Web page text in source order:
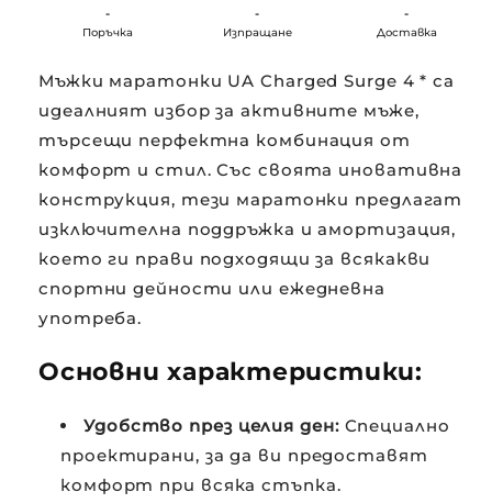
-
Поръчка
-
Изпращане
-
Доставка
Мъжки маратонки UA Charged Surge 4 * са
идеалният избор за активните мъже,
търсещи перфектна комбинация от
комфорт и стил. Със своята иновативна
конструкция, тези маратонки предлагат
изключителна поддръжка и амортизация,
което ги прави подходящи за всякакви
спортни дейности или ежедневна
употреба.
Основни характеристики:
Удобство през целия ден:Специално
проектирани, за да ви предоставят
комфорт при всяка стъпка.